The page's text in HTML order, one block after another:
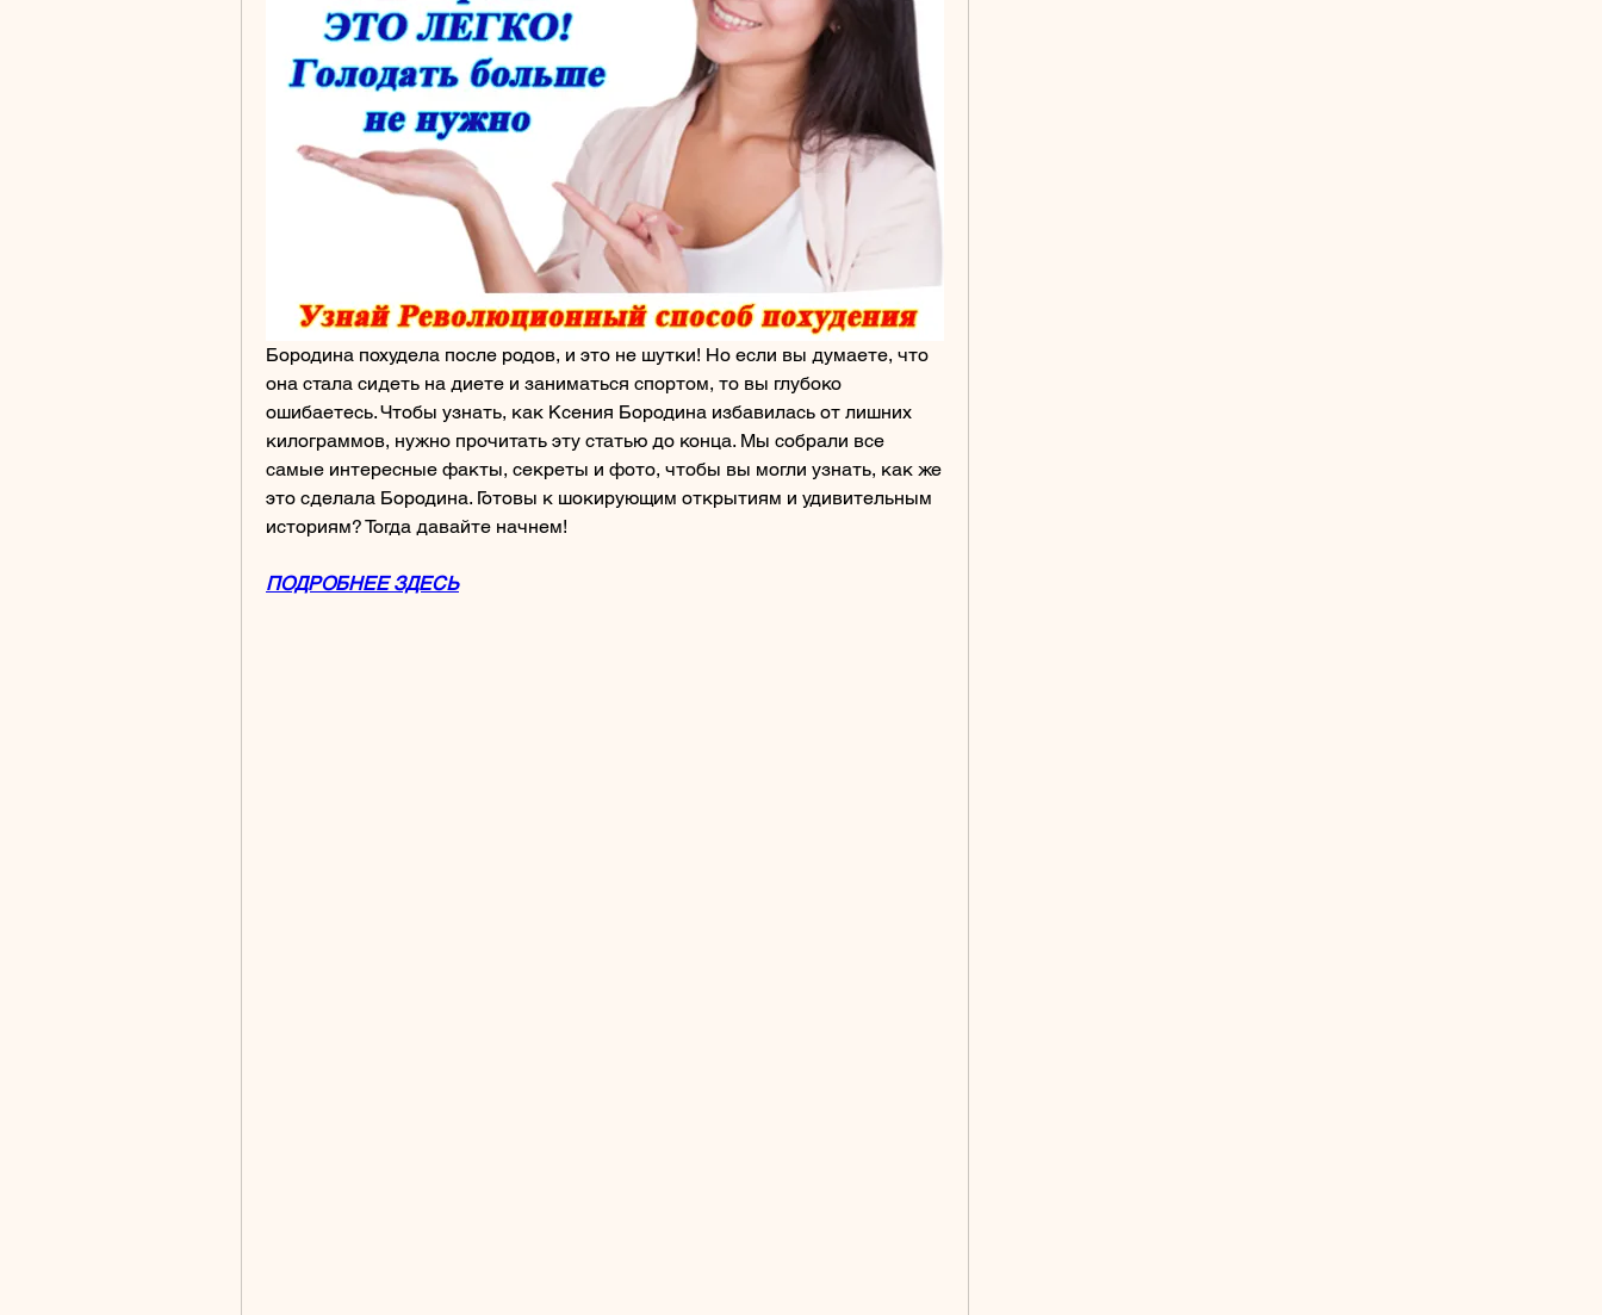
Бородина похудела после родов, и это не шутки! Но если вы думаете, что
она стала сидеть на диете и заниматься спортом, то вы глубоко
ошибаетесь. Чтобы узнать, как Ксения Бородина избавилась от лишних
килограммов, нужно прочитать эту статью до конца. Мы собрали все
самые интересные факты, секреты и фото, чтобы вы могли узнать, как же
это сделала Бородина. Готовы к шокирующим открытиям и удивительным
историям? Тогда давайте начнем!
ПОДРОБНЕЕ ЗДЕСЬ